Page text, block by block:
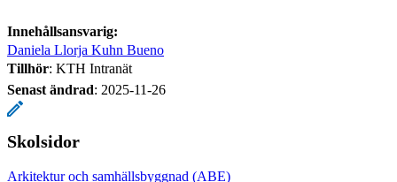
Innehållsansvarig:
Daniela Llorja Kuhn Bueno
Tillhör: KTH Intranät
Senast ändrad: 2025-11-26
Skolsidor
Arkitektur och samhällsbyggnad (ABE)